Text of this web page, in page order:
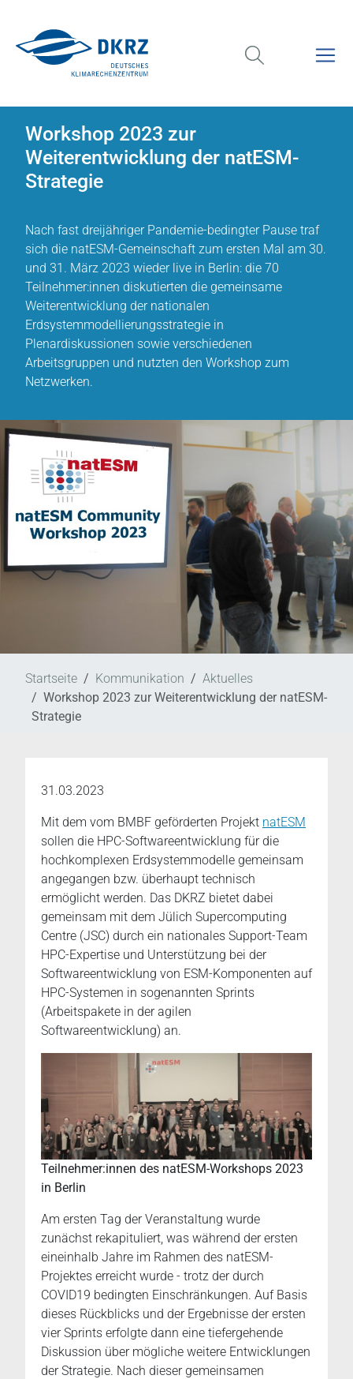
Workshop 2023 zur
Weiterentwicklung der natESM-
Strategie
Nach fast dreijähriger Pandemie-bedingter Pause traf
sich die natESM-Gemeinschaft zum ersten Mal am 30.
und 31. März 2023 wieder live in Berlin: die 70
Teilnehmer:innen diskutierten die gemeinsame
Weiterentwicklung der nationalen
Erdsystemmodellierungsstrategie in
Plenardiskussionen sowie verschiedenen
Arbeitsgruppen und nutzten den Workshop zum
Netzwerken.
Startseite Kommunikation
Aktuelles
Workshop 2023 zur Weiterentwicklung der natESM-
Strategie
31.03.2023
Mit dem vom BMBF geförderten Projekt natESM
sollen die HPC-Softwareentwicklung für die
hochkomplexen Erdsystemmodelle gemeinsam
angegangen bzw. überhaupt technisch
ermöglicht werden. Das DKRZ bietet dabei
gemeinsam mit dem Jülich Supercomputing
Centre (JSC) durch ein nationales Support-Team
HPC-Expertise und Unterstützung bei der
Softwareentwicklung von ESM-Komponenten auf
HPC-Systemen in sogenannten Sprints
(Arbeitspakete in der agilen
Softwareentwicklung) an.
Teilnehmer:innen des natESM-Workshops 2023
in Berlin
Am ersten Tag der Veranstaltung wurde
zunächst rekapituliert, was während der ersten
eineinhalb Jahre im Rahmen des natESM-
Projektes erreicht wurde - trotz der durch
COVID19 bedingten Einschränkungen. Auf Basis
dieses Rückblicks und der Ergebnisse der ersten
vier Sprints erfolgte dann eine tiefergehende
Diskussion über mögliche weitere Entwicklungen
der Strategie. Nach dieser gemeinsamen